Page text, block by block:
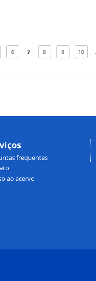
6 7 8 9 10
frequentes
ao acervo